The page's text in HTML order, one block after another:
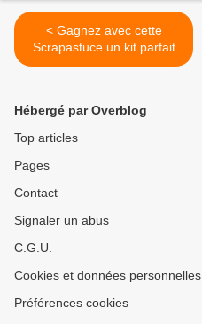
< Gagnez avec cette
Scrapastuce un kit parfait
Hébergé par Overblog
Top articles
Pages
Contact
Signaler un abus
C.G.U.
Cookies et données personnelles
Préférences cookies